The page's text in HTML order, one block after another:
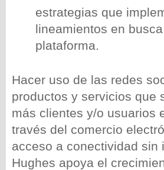
estrategias que
lineamientos en
plataforma.
Hacer uso de las redes
productos y servicios que
más clientes y/o usuarios
través del comercio
acceso a conectividad
Hughes apoya el